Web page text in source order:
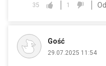
35 1
Gość
29.07.2025 11:54